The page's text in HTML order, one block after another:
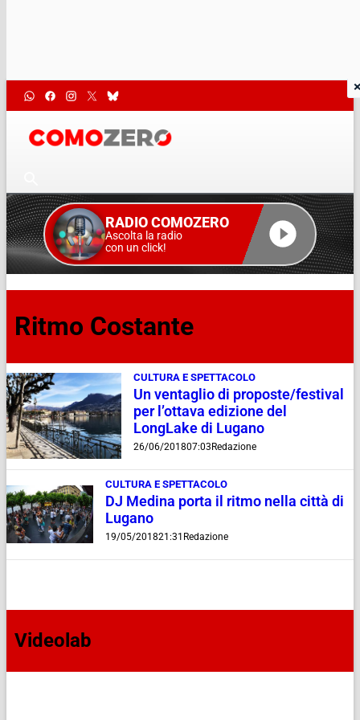
RADIO COMOZERO
Ascolta la radio
con un click!
Ritmo Costante
CULTURA E SPETTACOLO
Un ventaglio di proposte/festival
per l’ottava edizione del
LongLake di Lugano
26/06/201807:03Redazione
CULTURA E SPETTACOLO
DJ Medina porta il ritmo nella città di
Lugano
19/05/201821:31 Redazione
Videolab